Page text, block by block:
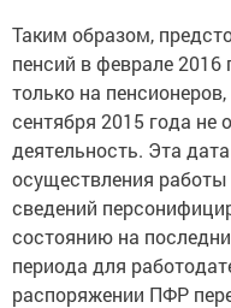
Таким образом,
пенсий в феврале 2016
только на
сентября 2015 года не
деятельность. Эта
осуществления работы
сведений
состоянию на
периода для
распоряжении ПФР